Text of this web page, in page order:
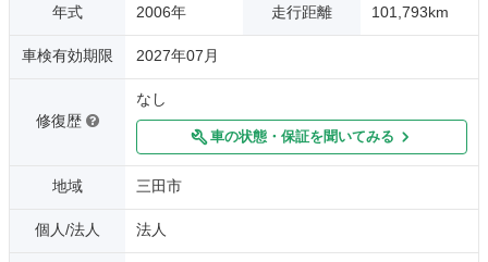
年式 2006年 走行距離 101,793km
車検有効期限 2027年07月
修復歴
なし
車の状態・保証を聞いてみる
地域 三田市
個人/法人 法人